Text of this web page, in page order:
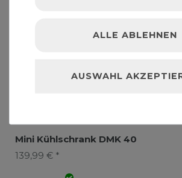
Mini Kühlschrank DMK 40
139,99 € *
ALLE ABLEHNEN
AUSWAHL